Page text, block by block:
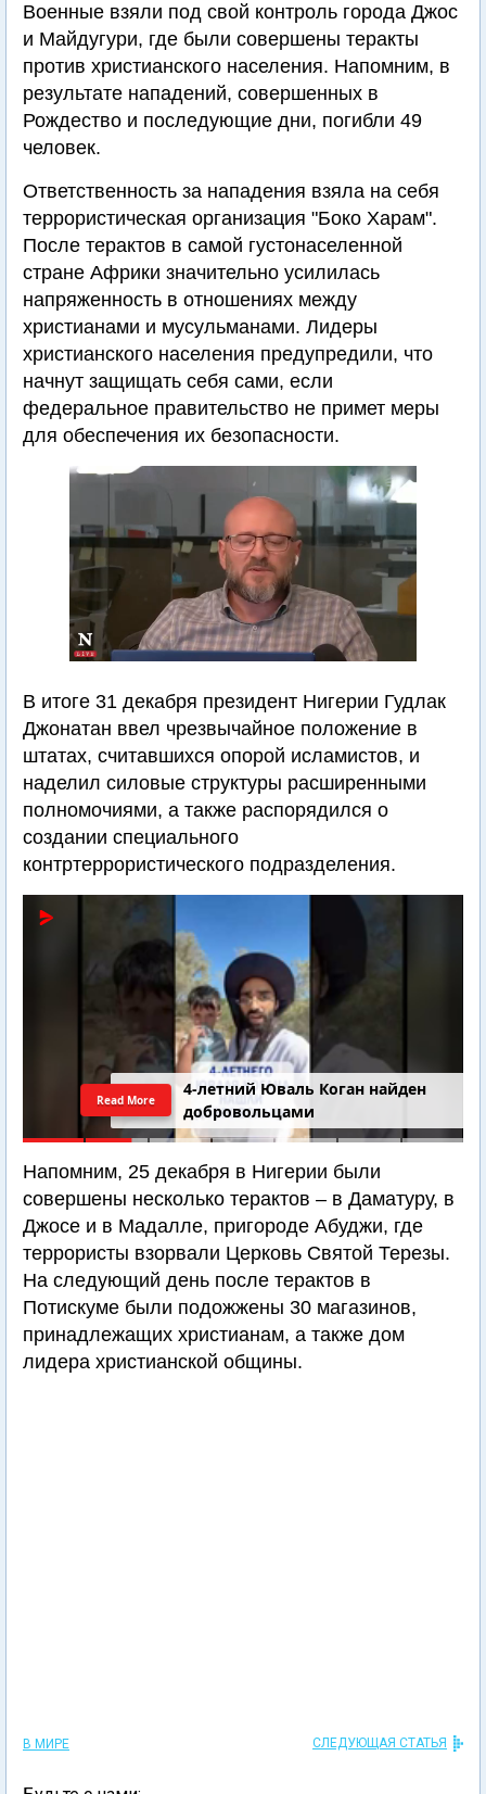
Военные взяли под свой контроль города Джос
и Майдугури, где были совершены теракты
против христианского населения. Напомним, в
результате нападений, совершенных в
Рождество и последующие дни, погибли 49
человек.
Ответственность за нападения взяла на себя
террористическая организация "Боко Харам".
После терактов в самой густонаселенной
стране Африки значительно усилилась
напряженность в отношениях между
христианами и мусульманами. Лидеры
христианского населения предупредили, что
начнут защищать себя сами, если
федеральное правительство не примет меры
для обеспечения их безопасности.
В итоге 31 декабря президент Нигерии Гудлак
Джонатан ввел чрезвычайное положение в
штатах, считавшихся опорой исламистов, и
наделил силовые структуры расширенными
полномочиями, а также распорядился о
создании специального
контртеррористического подразделения.
4-летний Юваль Коган найден
добровольцами
Read More
Напомним, 25 декабря в Нигерии были
совершены несколько терактов – в Даматуру, в
Джосе и в Мадалле, пригороде Абуджи, где
террористы взорвали Церковь Святой Терезы.
На следующий день после терактов в
Потискуме были подожжены 30 магазинов,
принадлежащих христианам, а также дом
лидера христианской общины.
В МИРЕ СЛЕДУЮЩАЯ СТАТЬЯ